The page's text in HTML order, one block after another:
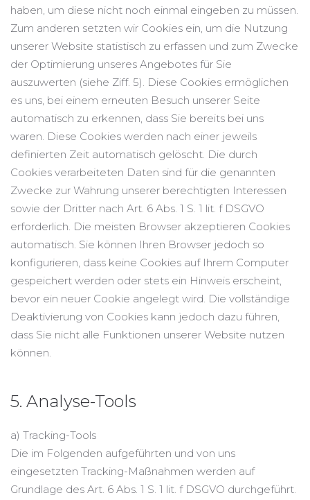
haben, um diese nicht noch einmal eingeben zu müssen.
Zum anderen setzten wir Cookies ein, um die Nutzung
unserer Website statistisch zu erfassen und zum Zwecke
der Optimierung unseres Angebotes für Sie
auszuwerten (siehe Ziff. 5). Diese Cookies ermöglichen
es uns, bei einem erneuten Besuch unserer Seite
automatisch zu erkennen, dass Sie bereits bei uns
waren. Diese Cookies werden nach einer jeweils
definierten Zeit automatisch gelöscht. Die durch
Cookies verarbeiteten Daten sind für die genannten
Zwecke zur Wahrung unserer berechtigten Interessen
sowie der Dritter nach Art. 6 Abs. 1 S. 1 lit. f DSGVO
erforderlich. Die meisten Browser akzeptieren Cookies
automatisch. Sie können Ihren Browser jedoch so
konfigurieren, dass keine Cookies auf Ihrem Computer
gespeichert werden oder stets ein Hinweis erscheint,
bevor ein neuer Cookie angelegt wird. Die vollständige
Deaktivierung von Cookies kann jedoch dazu führen,
dass Sie nicht alle Funktionen unserer Website nutzen
können.
5. Analyse-Tools
a) Tracking-Tools
Die im Folgenden aufgeführten und von uns
eingesetzten Tracking-Maßnahmen werden auf
Grundlage des Art. 6 Abs. 1 S. 1 lit. f DSGVO durchgeführt.